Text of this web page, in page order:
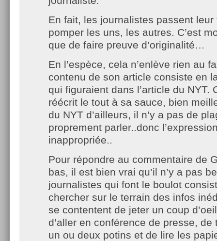
En fait, les journalistes passent leur
pomper les uns, les autres. C’est
que de faire preuve d’originalité…
En l’espèce, cela n’enlève rien au
contenu de son article consiste en
qui figuraient dans l’article du NYT.
réécrit le tout à sa sauce, bien
du NYT d’ailleurs, il n’y a pas de
proprement parler..donc
inappropriée..
Pour répondre au commentaire de
bas, il est bien vrai qu’il n’y a pas
journalistes qui font le boulot
chercher sur le terrain des infos
se contentent de jeter un coup
d’aller en conférence de presse, de
un ou deux potins et de lire les